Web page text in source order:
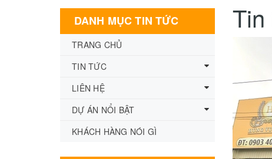
DANH MỤC TIN TỨC
TRANG CHỦ
TIN TỨC
LIÊN HỆ
DỰ ÁN NỔI BẬT
KHÁCH HÀNG NÓI GÌ